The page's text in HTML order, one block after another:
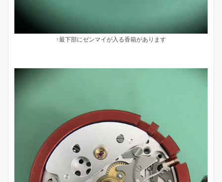
↑最下部にゼンマイが入る香箱があります